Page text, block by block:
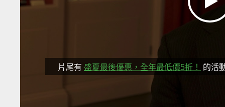
片尾有 盛夏最後優惠，全年最低價5折！ 的活